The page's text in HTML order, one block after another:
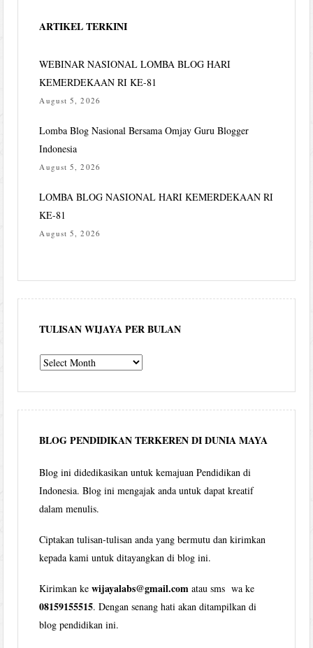
ARTIKEL TERKINI
WEBINAR NASIONAL LOMBA BLOG HARI
KEMERDEKAAN RI KE-81
August 5, 2026
Lomba Blog Nasional Bersama Omjay Guru Blogger
Indonesia
August 5, 2026
LOMBA BLOG NASIONAL HARI KEMERDEKAAN RI
KE-81
August 5, 2026
TULISAN WIJAYA PER BULAN
Tulisan
per
bulan
BLOG PENDIDIKAN TERKEREN DI DUNIA MAYA
Blog ini didedikasikan untuk kemajuan Pendidikan di
Indonesia. Blog ini mengajak anda untuk dapat kreatif
dalam menulis.
Ciptakan tulisan-tulisan anda yang bermutu dan kirimkan
kepada kami untuk ditayangkan di blog ini.
Kirimkan kewijayalabs@gmail.com atau sms wa ke
08159155515. Dengan senang hati akan ditampilkan di
blog pendidikan ini.